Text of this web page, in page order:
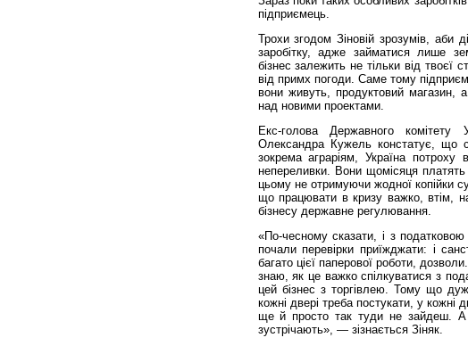
підприємець.
Трохи згодом Зіновій зрозумів, аби
заробітку, адже займатися лише
бізнес залежить не тільки від твоєї
від примх погоди. Саме тому
вони живуть, продуктовий магазин,
над новими проектами.
Екс-голова Державного комітету
Олександра Кужель констатує, що
зокрема аграріям, Україна
непереливки. Вони щомісяця
цьому не отримуючи жодної копійки
що працювати в кризу важко, втім,
бізнесу державне регулювання.
«По-чесному сказати, і з
почали перевірки приїжджати: і
багато цієї паперової роботи,
знаю, як це важко спілкуватися з
цей бізнес з торгівлею. Тому що
кожні двері треба постукати, у кожні
ще й просто так туди не зайдеш. А
зустрічають», — зізнається Зіняк.